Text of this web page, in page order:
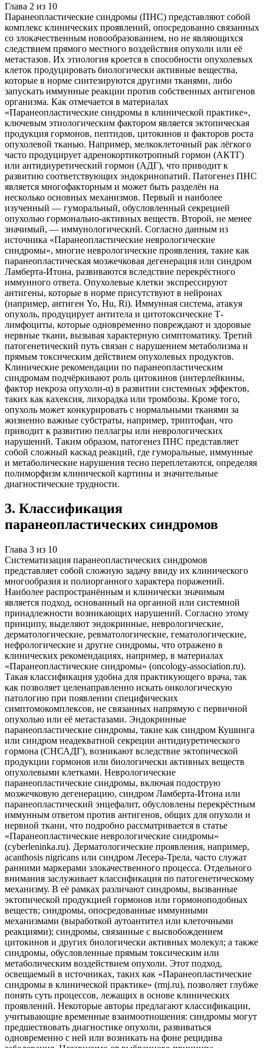
Глава 2 из 10
Паранеопластические синдромы (ПНС) представляют собой
комплекс клинических проявлений, опосредованно связанных
со злокачественным новообразованием, но не являющихся
следствием прямого местного воздействия опухоли или её
метастазов. Их этиология кроется в способности опухолевых
клеток продуцировать биологически активные вещества,
которые в норме синтезируются другими тканями, либо
запускать иммунные реакции против собственных антигенов
организма. Как отмечается в материалах
«Паранеопластические синдромы в клинической практике»,
ключевым этиологическим фактором является эктопическая
продукция гормонов, пептидов, цитокинов и факторов роста
опухолевой тканью. Например, мелкоклеточный рак лёгкого
часто продуцирует адренокортикотропный гормон (АКТГ)
или антидиуретический гормон (АДГ), что приводит к
развитию соответствующих эндокринопатий. Патогенез ПНС
является многофакторным и может быть разделён на
несколько основных механизмов. Первый и наиболее
изученный — гуморальный, обусловленный секрецией
опухолью гормонально-активных веществ. Второй, не менее
значимый, — иммунологический. Согласно данным из
источника «Паранеопластические неврологические
синдромы», многие неврологические проявления, такие как
паранеопластическая мозжечковая дегенерация или синдром
Ламберта-Итона, развиваются вследствие перекрёстного
иммунного ответа. Опухолевые клетки экспрессируют
антигены, которые в норме присутствуют в нейронах
(например, антиген Yo, Hu, Ri). Иммунная система, атакуя
опухоль, продуцирует антитела и цитотоксические Т-
лимфоциты, которые одновременно повреждают и здоровые
нервные ткани, вызывая характерную симптоматику. Третий
патогенетический путь связан с нарушением метаболизма и
прямым токсическим действием опухолевых продуктов.
Клинические рекомендации по паранеопластическим
синдромам подчёркивают роль цитокинов (интерлейкины,
фактор некроза опухоли-α) в развитии системных эффектов,
таких как кахексия, лихорадка или тромбозы. Кроме того,
опухоль может конкурировать с нормальными тканями за
жизненно важные субстраты, например, триптофан, что
приводит к развитию пеллагры или неврологических
нарушений. Таким образом, патогенез ПНС представляет
собой сложный каскад реакций, где гуморальные, иммунные
и метаболические нарушения тесно переплетаются, определяя
полиморфизм клинической картины и значительные
диагностические трудности.
3. Классификация
паранеопластических синдромов
Глава 3 из 10
Систематизация паранеопластических синдромов
представляет собой сложную задачу ввиду их клинического
многообразия и полиорганного характера поражений.
Наиболее распространённым и клинически значимым
является подход, основанный на органной или системной
принадлежности возникающих нарушений. Согласно этому
принципу, выделяют эндокринные, неврологические,
дерматологические, ревматологические, гематологические,
нефрологические и другие синдромы, что отражено в
клинических рекомендациях, например, в материалах
«Паранеопластические синдромы» (oncology-association.ru).
Такая классификация удобна для практикующего врача, так
как позволяет целенаправленно искать онкологическую
патологию при появлении специфических
симптомокомплексов, не связанных напрямую с первичной
опухолью или её метастазами. Эндокринные
паранеопластические синдромы, такие как синдром Кушинга
или синдром неадекватной секреции антидиуретического
гормона (СНСАДГ), возникают вследствие эктопической
продукции гормонов или биологически активных веществ
опухолевыми клетками. Неврологические
паранеопластические синдромы, включая подострую
мозжечковую дегенерацию, синдром Ламберта-Итона или
паранеопластический энцефалит, обусловлены перекрёстным
иммунным ответом против антигенов, общих для опухоли и
нервной ткани, что подробно рассматривается в статье
«Паранеопластические неврологические синдромы»
(cyberleninka.ru). Дерматологические проявления, например,
acanthosis nigricans или синдром Лесера-Трела, часто служат
ранними маркерами злокачественного процесса. Отдельного
внимания заслуживает классификация по патогенетическому
механизму. В её рамках различают синдромы, вызванные
эктопической продукцией гормонов или гормоноподобных
веществ; синдромы, опосредованные иммунными
механизмами (выработкой аутоантител или клеточными
реакциями); синдромы, связанные с высвобождением
цитокинов и других биологически активных молекул; а также
синдромы, обусловленные прямым токсическим или
метаболическим воздействием опухоли. Этот подход,
освещаемый в источниках, таких как «Паранеопластические
синдромы в клинической практике» (rmj.ru), позволяет глубже
понять суть процессов, лежащих в основе клинических
проявлений. Некоторые авторы предлагают классификации,
учитывающие временные взаимоотношения: синдромы могут
предшествовать диагностике опухоли, развиваться
одновременно с ней или возникать на фоне рецидива